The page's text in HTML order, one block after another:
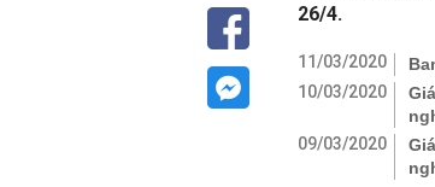
26/4.
11/03/2020
10/03/2020
09/03/2020